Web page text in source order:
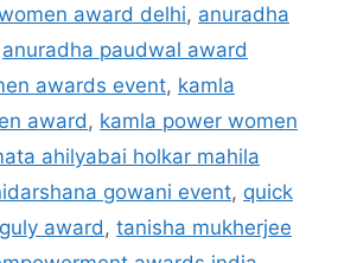
award delhi, anuradha
anuradha paudwal award
awards event, kamla
award , kamla power women
ahilyabai holkar mahila
gowani event, quick
award, tanisha mukherjee